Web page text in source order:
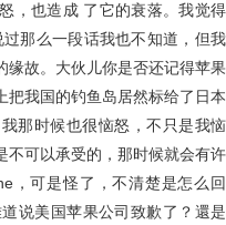
，也造成 了它的衰落。我觉得
那么一段话我也不知道，但我
缘故。大伙儿你是否还记得苹果
把我国的钓鱼岛居然标给了日本
那时候也很恼怒，不只是我恼
不可以承受的，那时候就会有许
，可是怪了，不清楚是怎么回
说美国苹果公司致歉了？還是